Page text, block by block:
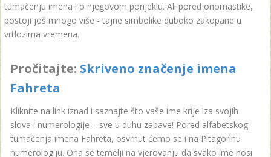
tumačenju imena i o njegovom porijeklu. Ali pored onomastike,
postoji još mnogo više - tajne simbolike duboko zakopane u
vrtlozima vremena.
Pročitajte: Skriveno značenje imena
Fahreta
Kliknite na link iznad i saznajte što vaše ime krije iza svojih
slova i numerologije – sve u duhu zabave! Pored alfabetskog
tumačenja imena Fahreta, osvrnut ćemo se i na Pitagorinu
numerologiju. Ona se temelji na vjerovanju da svako ime nosi